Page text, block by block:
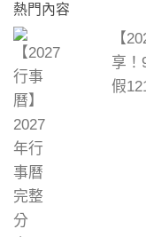
熱門內容
【
享！
假